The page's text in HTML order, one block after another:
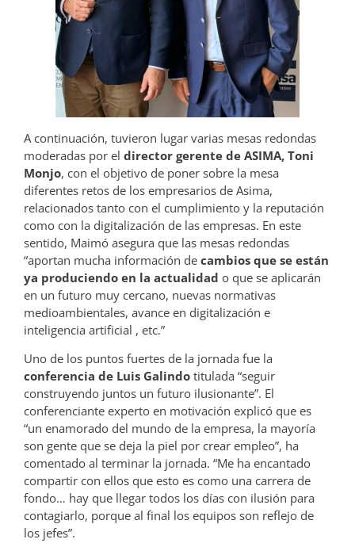
A continuación, tuvieron lugar varias mesas redondas
moderadas por el director gerente de ASIMA, Toni
Monjo, con el objetivo de poner sobre la mesa
diferentes retos de los empresarios de Asima,
relacionados tanto con el cumplimiento y la reputación
como con la digitalización de las empresas. En este
sentido, Maimó asegura que las mesas redondas
“aportan mucha información de cambios que se están
ya produciendo en la actualidad o que se aplicarán
en un futuro muy cercano, nuevas normativas
medioambientales, avance en digitalización e
inteligencia artificial , etc.”
Uno de los puntos fuertes de la jornada fue la
conferencia de Luis Galindo titulada “seguir
construyendo juntos un futuro ilusionante”. El
conferenciante experto en motivación explicó que es
“un enamorado del mundo de la empresa, la mayoría
son gente que se deja la piel por crear empleo”, ha
comentado al terminar la jornada. “Me ha encantado
compartir con ellos que esto es como una carrera de
fondo… hay que llegar todos los días con ilusión para
contagiarlo, porque al final los equipos son reflejo de
los jefes”.